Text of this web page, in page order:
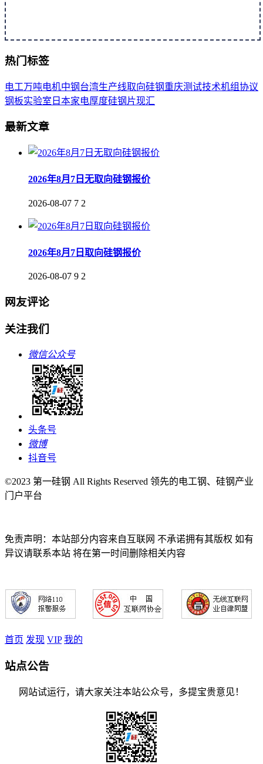
热门标签
电工万吨电机中钢台湾生产线取向硅钢重庆测试技术机组协议
钢板实验室 日本家电厚度硅钢片现汇
最新文章
2026年8月7日无取向硅钢报价
2026-08-07 7 2
2026年8月7日取向硅钢报价
2026-08-07 9 2
网友评论
关注我们
微信公众号
头条号
微博
抖音号
©2023 第一硅钢 All Rights Reserved 领先的电工钢、硅钢产业
门户平台
免责声明：本站部分内容来自互联网 不承诺拥有其版权 如有
异议请联系本站 将在第一时间删除相关内容
首页 发现 VIP 我的
站点公告
网站试运行，请大家关注本站公众号，多提宝贵意见！